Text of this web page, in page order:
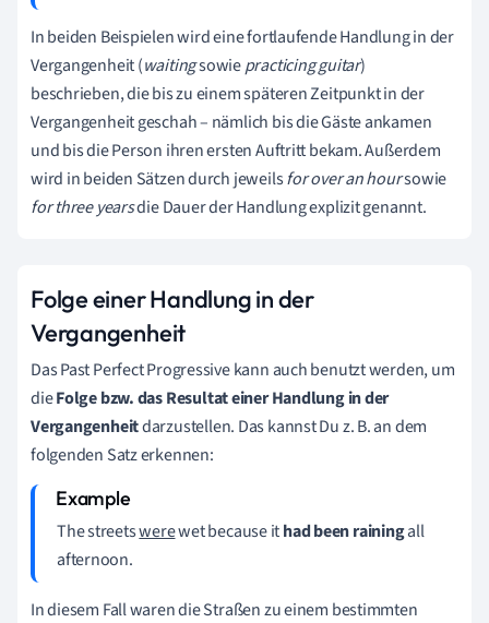
In beiden Beispielen wird eine fortlaufende Handlung in der
Vergangenheit (waitingsowiepracticing guitar)
beschrieben, die bis zu einem späteren Zeitpunkt in der
Vergangenheit geschah – nämlich bis die Gäste ankamen
und bis die Person ihren ersten Auftritt bekam. Außerdem
wird in beiden Sätzen durch jeweilsfor over an hoursowie
for three yearsdie Dauer der Handlung explizit genannt.
Folge einer Handlung in der
Vergangenheit
Das Past Perfect Progressive kann auch benutzt werden, um
dieFolge bzw. das Resultat einer Handlung in der
Vergangenheitdarzustellen. Das kannst Du z. B. an dem
folgenden Satz erkennen:
The streetswerewet because ithad been rainingall
afternoon.
In diesem Fall waren die Straßen zu einem bestimmten